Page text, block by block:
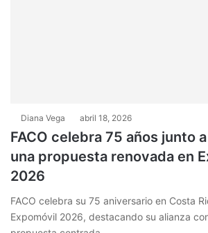
Diana Vega abril 18, 2026
FACO celebra 75 años junto
una propuesta renovada en
2026
FACO celebra su 75 aniversario en Costa
Expomóvil 2026, destacando su alianza